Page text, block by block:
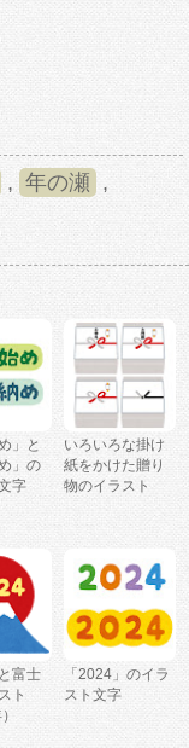
, 年の瀬 ,
」と
」の
字
いろいろな掛け
紙をかけた贈り
物のイラスト
富士
ト
「2024」のイラ
スト文字